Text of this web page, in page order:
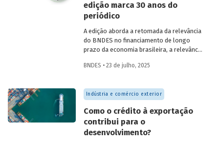
edição marca 30 anos do
periódico
A edição aborda a retomada da relevância
do BNDES no financiamento de longo
prazo da economia brasileira, a relevância
Amazônia e FGI para o desenvolvimento,
públicos de crédito à exportação, o novo
protagonismo da política industrial, um
método para calcular prêmio de risco em
projetos de infraestrutura e o controle
societário de companhias abertas por
fundos de investimento no Brasil.
BNDES • 23 de julho, 2025
Indústria e comércio exterior
Como o crédito à exportação
contribui para o
desenvolvimento?